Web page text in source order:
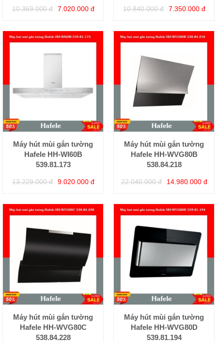
10.369.000 đ 7.020.000 đ 10.840.000 đ 7.350.000 đ
Máy hút mùi gắn tường
Hafele HH-WI60B
539.81.173
13.229.000 đ 9.020.000 đ
Máy hút mùi gắn tường
Hafele HH-WVG80B
538.84.218
22.040.000 đ 14.980.000 đ
Máy hút mùi gắn tường
Hafele HH-WVG80C
538.84.228
Máy hút mùi gắn tường
Hafele HH-WVG80D
539.81.194